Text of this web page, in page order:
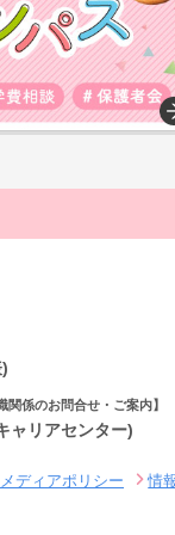
係のお問合せ・ご案内】
ャリアセンター)
ディアポリシー 情